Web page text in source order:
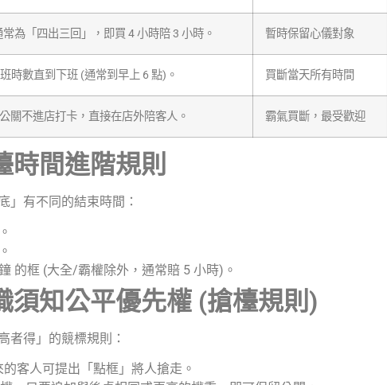
為「四出三回」，即買 4 小時陪 3 小時。 暫時保留心儀對象
時數直到下班 (通常到早上 6 點)。 買斷當天所有時間
關不進店打卡，直接在店外陪客人。 霸氣買斷，最受歡迎
時間進階規則
」有不同的結束時間：
的框 (大全/霸權除外，通常賠 5 小時)。
須知公平優先權 (搶檯規則)
者得」的競標規則：
客人可提出「點框」將人搶走。